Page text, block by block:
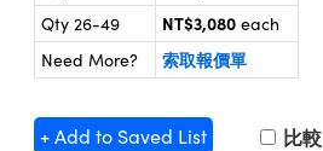
Qty 26-49
NT$3,080 each
Need More?
索取報價單
+ Add to Saved List 比較